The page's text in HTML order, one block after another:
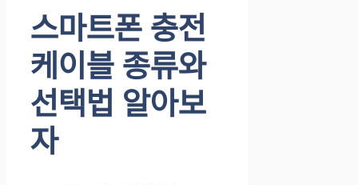
스마트폰 충전
케이블 종류와
선택법 알아보
자